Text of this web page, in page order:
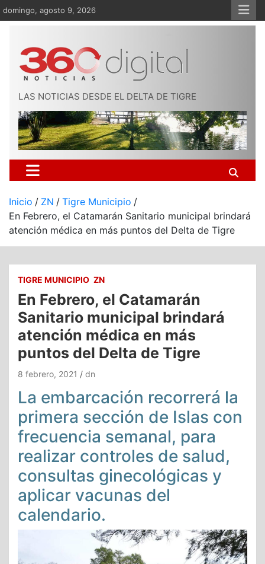
Saltar
al
domingo, agosto 9, 2026
LAS NOTICIAS DESDE EL DELTA DE TIGRE
Inicio ZN
Tigre Municipio
En Febrero, el Catamarán Sanitario municipal brindará
atención médica en más puntos del Delta de Tigre
TIGRE MUNICIPIO ZN
En Febrero, el Catamarán
Sanitario municipal brindará
atención médica en más
puntos del Delta de Tigre
8 febrero, 2021 dn
La embarcación recorrerá la
primera sección de Islas con
frecuencia semanal, para
realizar controles de salud,
consultas ginecológicas y
aplicar vacunas del
calendario.